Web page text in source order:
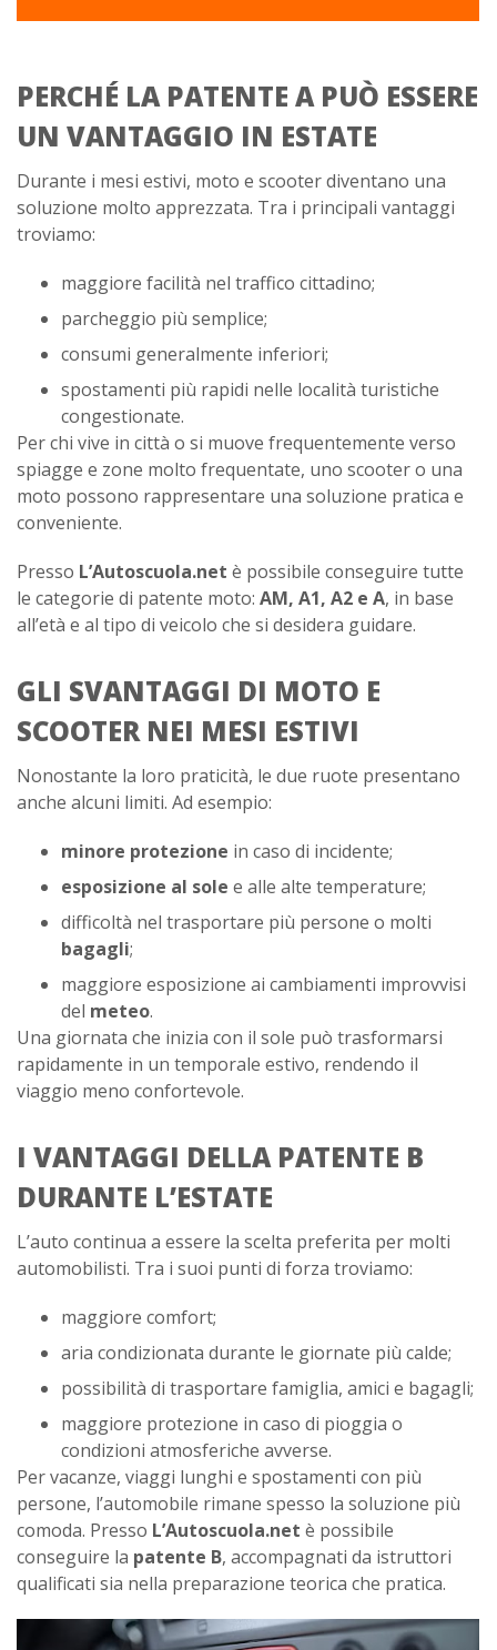
PERCHÉ LA PATENTE A PUÒ ESSERE
UN VANTAGGIO IN ESTATE
Durante i mesi estivi, moto e scooter diventano una
soluzione molto apprezzata. Tra i principali vantaggi
troviamo:
maggiore facilità nel traffico cittadino;
parcheggio più semplice;
consumi generalmente inferiori;
spostamenti più rapidi nelle località turistiche
congestionate.
Per chi vive in città o si muove frequentemente verso
spiagge e zone molto frequentate, uno scooter o una
moto possono rappresentare una soluzione pratica e
conveniente.
Presso L’Autoscuola.net è possibile conseguire tutte
le categorie di patente moto: AM, A1, A2 e A, in base
all’età e al tipo di veicolo che si desidera guidare.
GLI SVANTAGGI DI MOTO E
SCOOTER NEI MESI ESTIVI
Nonostante la loro praticità, le due ruote presentano
anche alcuni limiti. Ad esempio:
minore protezione in caso di incidente;
esposizione al sole e alle alte temperature;
difficoltà nel trasportare più persone o molti
bagagli;
maggiore esposizione ai cambiamenti improvvisi
del meteo.
Una giornata che inizia con il sole può trasformarsi
rapidamente in un temporale estivo, rendendo il
viaggio meno confortevole.
I VANTAGGI DELLA PATENTE B
DURANTE L’ESTATE
L’auto continua a essere la scelta preferita per molti
automobilisti. Tra i suoi punti di forza troviamo:
maggiore comfort;
aria condizionata durante le giornate più calde;
possibilità di trasportare famiglia, amici e bagagli;
maggiore protezione in caso di pioggia o
condizioni atmosferiche avverse.
Per vacanze, viaggi lunghi e spostamenti con più
persone, l’automobile rimane spesso la soluzione più
comoda. Presso L’Autoscuola.net è possibile
conseguire la patente B, accompagnati da istruttori
qualificati sia nella preparazione teorica che pratica.